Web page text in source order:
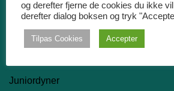
Dyner
Dundyner
Juniordyner
og derefter fjerne de cookies du ikke
derefter dialog boksen og tryk
Tilpas Cookies Accepter